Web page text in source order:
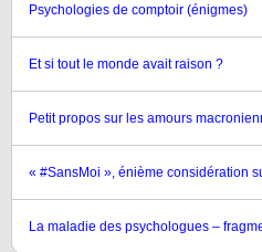
Psychologies de comptoir (énigmes)
Et si tout le monde avait raison ?
Petit propos sur les amours
« #SansMoi », énième considération
La maladie des psychologues –